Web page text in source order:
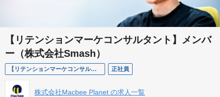
【リテンションマーケコンサルタント】メンバ
ー（株式会社Smash）
【リテンションマーケコンサルタント】メンバー（株式会社Smash） 正社員
株式会社Macbee Planet の求人一覧